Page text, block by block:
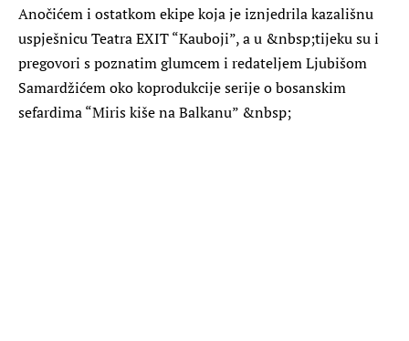
Anočićem i ostatkom ekipe koja je iznjedrila kazališnu
uspješnicu Teatra EXIT “Kauboji”, a u &nbsp;tijeku su i
pregovori s poznatim glumcem i redateljem Ljubišom
Samardžićem oko koprodukcije serije o bosanskim
sefardima “Miris kiše na Balkanu” &nbsp;